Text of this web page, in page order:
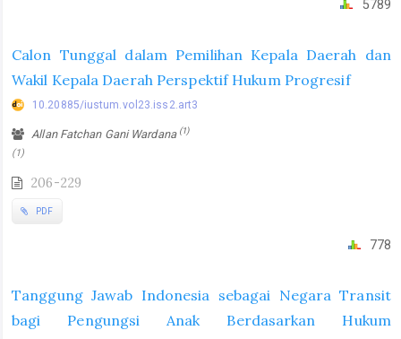
5789
Calon Tunggal dalam Pemilihan Kepala Daerah dan
Wakil Kepala Daerah Perspektif Hukum Progresif
10.20885/iustum.vol23.iss2.art3
Allan Fatchan Gani Wardana (1)
(1)
206-229
PDF
778
Tanggung Jawab Indonesia sebagai Negara Transit
bagi Pengungsi Anak Berdasarkan Hukum